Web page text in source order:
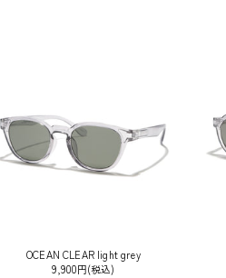
OCEAN CLEAR light grey
9,900円(税込)